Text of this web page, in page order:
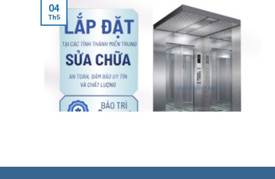
04
Th5